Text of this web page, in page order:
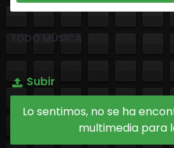
TODO MÚSICA
Subir
Lo sentimos, no se ha
multimedia para